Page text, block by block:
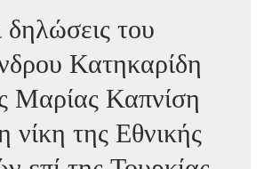
δηλώσεις του
Κατηκαρίδη
Μαρίας Καπνίση
νίκη της Εθνικής